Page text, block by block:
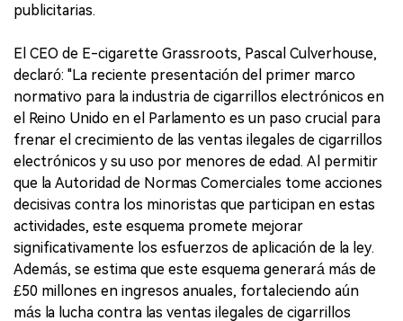
publicitarias.
El CEO de E-cigarette Grassroots, Pascal Culverhouse,
declaró: "La reciente presentación del primer marco
normativo para la industria de cigarrillos electrónicos en
el Reino Unido en el Parlamento es un paso crucial para
frenar el crecimiento de las ventas ilegales de cigarrillos
electrónicos y su uso por menores de edad. Al permitir
que la Autoridad de Normas Comerciales tome acciones
decisivas contra los minoristas que participan en estas
actividades, este esquema promete mejorar
significativamente los esfuerzos de aplicación de la ley.
Además, se estima que este esquema generará más de
£50 millones en ingresos anuales, fortaleciendo aún
más la lucha contra las ventas ilegales de cigarrillos